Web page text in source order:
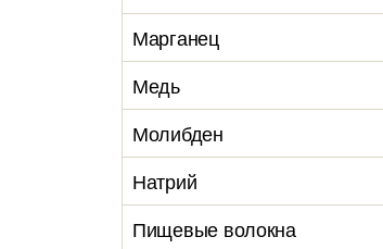
Марганец
Медь
Молибден
Натрий
Пищевые волокна